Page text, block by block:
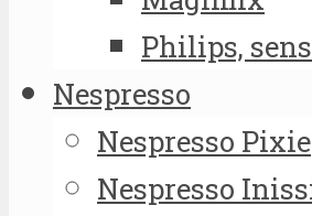
Philips,
Nespresso
Nespresso Pixie
Nespresso